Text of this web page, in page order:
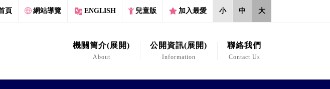
頁 網站導覽 ENGLISH 兒童版 加入最愛 小 中 大
機關簡介(展開)
About
公開資訊(展開)
Information
聯絡我們
Contact Us